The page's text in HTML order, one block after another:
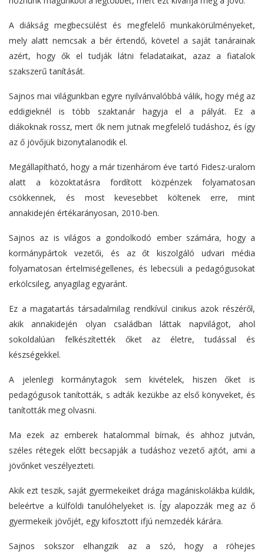
A diákság megbecsülést és megfelelő munkakörülményeket,
mely alatt nemcsak a bér értendő, követel a saját tanárainak
azért, hogy ők el tudják látni feladataikat, azaz a fiatalok
szakszerű tanítását.
Sajnos mai világunkban egyre nyilvánvalóbbá válik, hogy még az
eddigieknél is több szaktanár hagyja el a pályát. Ez a
diákoknak rossz, mert ők nem jutnak megfelelő tudáshoz, és így
az ő jövőjük bizonytalanodik el.
Megállapítható, hogy a már tizenhárom éve tartó Fidesz-uralom
alatt a közoktatásra fordított közpénzek folyamatosan
csökkennek, és most kevesebbet költenek erre, mint
annakidején értékarányosan, 2010-ben.
Sajnos az is világos a gondolkodó ember számára, hogy a
kormánypártok vezetői, és az őt kiszolgáló udvari média
folyamatosan értelmiségellenes, és lebecsüli a pedagógusokat
erkölcsileg, anyagilag egyaránt.
Ez a magatartás társadalmilag rendkívül cinikus azok részéről,
akik annakidején olyan családban láttak napvilágot, ahol
sokoldalúan felkészítették őket az életre, tudással és
készségekkel.
A jelenlegi kormánytagok sem kivételek, hiszen őket is
pedagógusok tanították, s adták kezükbe az első könyveket, és
tanították meg olvasni.
Ma ezek az emberek hatalommal bírnak, és ahhoz jutván,
széles rétegek előtt becsapják a tudáshoz vezető ajtót, ami a
jövőnket veszélyezteti.
Akik ezt teszik, saját gyermekeiket drága magániskolákba küldik,
beleértve a külföldi tanulóhelyeket is. Így alapozzák meg az ő
gyermekeik jövőjét, egy kifosztott ifjú nemzedék kárára.
Sajnos sokszor elhangzik az a szó, hogy a röhejes